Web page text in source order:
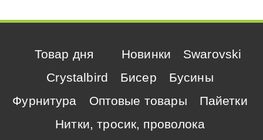
Товар дня Новинки
Swarovski
Crystalbird
Бисер
Бусины
Фурнитура
Оптовые товары
Пайетки
Нитки, тросик, проволока